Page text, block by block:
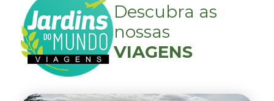
Descubra as
nossas
VIAGENS